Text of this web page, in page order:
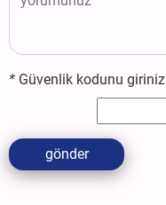
* Güvenlik kodunu giriniz
gönder